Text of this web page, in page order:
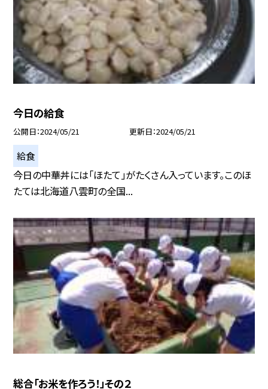
今日の給食
公開日 2024/05/21 更新日 2024/05/21
給食
今日の中華丼には「ほたて」がたくさん入っています。このほ
たては北海道八雲町の全国...
総合「お米を作ろう！」その２